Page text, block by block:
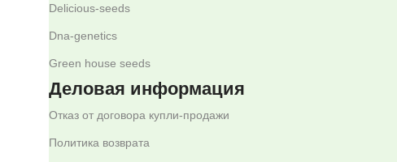
Delicious-seeds
Dna-genetics
Green house seeds
Деловая информация
Отказ от договора купли-продажи
Политика возврата